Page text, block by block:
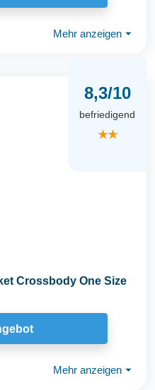
Mehr anzeigen ⏷
8,3/10
befriedigend
★★
Crossbody One Size
Mehr anzeigen ⏷